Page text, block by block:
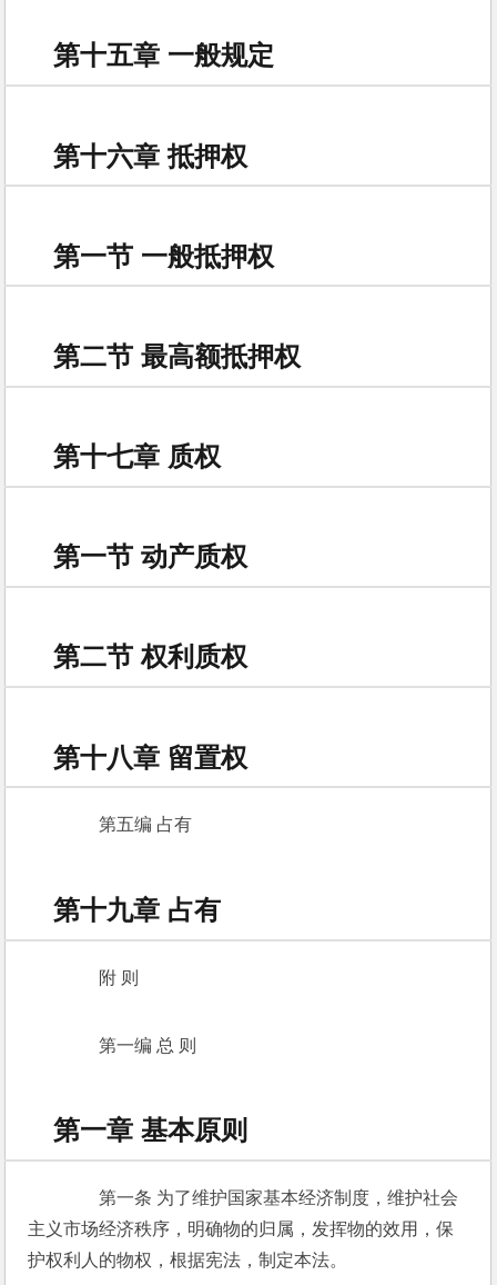
第十五章 一般规定
第十六章 抵押权
第一节 一般抵押权
第二节 最高额抵押权
第十七章 质权
第一节 动产质权
第二节 权利质权
第十八章 留置权
第五编 占有
第十九章 占有
附 则
第一编 总 则
第一章 基本原则
第一条 为了维护国家基本经济制度，维护社会
主义市场经济秩序，明确物的归属，发挥物的效用，保
护权利人的物权，根据宪法，制定本法。